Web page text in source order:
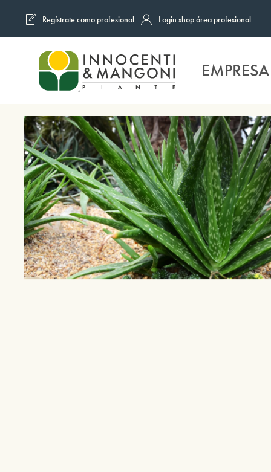
Skip to main content
Regístrate como profesional Login shop área profesional
EMPRESA